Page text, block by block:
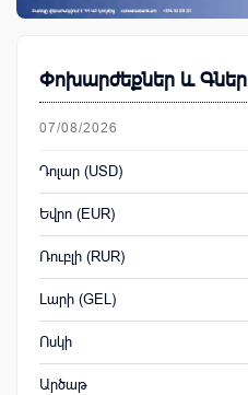
Փոխարժեքներ և Գներ
07/08/2026
Դոլար (USD)
Եվրո (EUR)
Ռուբլի (RUR)
Լարի (GEL)
Ոսկի
Արծաթ